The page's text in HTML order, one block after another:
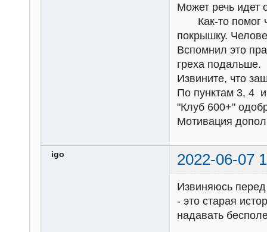
Может речь идет
Как-то помог
покрышку.
Вспомнил это
греха подальше.
Извините, что
По пунктам 3, 4
"Клуб 600+"
Мотивация
igo 2022-06-07
Извиняюсь
- это старая
надавать